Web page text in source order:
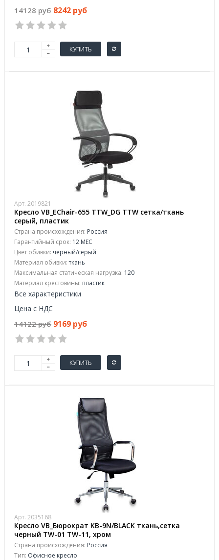
14128 руб 8242 руб
КУПИТЬ
Арт. 2019821
Кресло VB_EChair-655 TTW_DG TTW сетка/ткань
серый, пластик
Страна происхождения: Россия
Гарантийный срок: 12 МЕС
Цвет обивки: черный/серый
Материал обивки:ткань
Максимальная статическая нагрузка: 120
Материал крестовины: пластик
Все характеристики
Цена с НДС
14122 руб 9169 руб
КУПИТЬ
Арт. 2035168
Кресло VB_Бюрократ KB-9N/BLACK ткань,сетка
черный TW-01 TW-11, хром
Страна происхождения: Россия
Тип: Офисное кресло